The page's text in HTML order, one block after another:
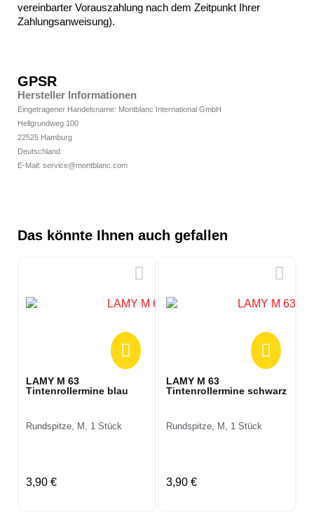
vereinbarter Vorauszahlung nach dem Zeitpunkt Ihrer
Zahlungsanweisung).
GPSR
Hersteller Informationen
Eingetragener Handelsname: Montblanc International GmbH
Hellgrundweg 100
22525 Hamburg
Deutschland
E-Mail: service@montblanc.com
Das könnte Ihnen auch gefallen
LAMY M 63
Tintenrollermine blau
Rundspitze, M, 1 Stück
3,90 €
LAMY M 63
Tintenrollermine schwarz
Rundspitze, M, 1 Stück
3,90 €